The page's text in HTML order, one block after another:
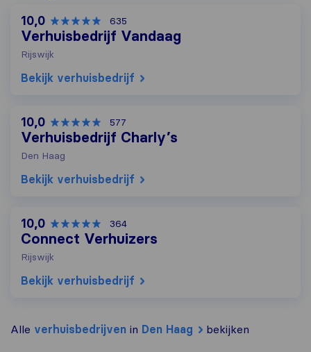
10,0 635
Verhuisbedrijf Vandaag
Rijswijk
Bekijk verhuisbedrijf
10,0 577
Verhuisbedrijf Charly’s
Den Haag
Bekijk verhuisbedrijf
10,0 364
Connect Verhuizers
Rijswijk
Bekijk verhuisbedrijf
Alle verhuisbedrijven in Den Haag bekijken